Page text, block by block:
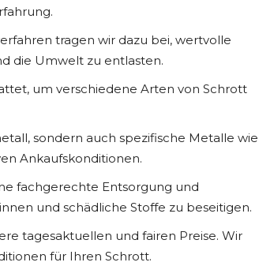
tragen wir dazu bei, wertvolle
die Umwelt zu entlasten.
um verschiedene Arten von Schrott
sondern auch spezifische Metalle wie
Ankaufskonditionen.
fachgerechte Entsorgung und
und schädliche Stoffe zu beseitigen.
tagesaktuellen und fairen Preise. Wir
für Ihren Schrott.